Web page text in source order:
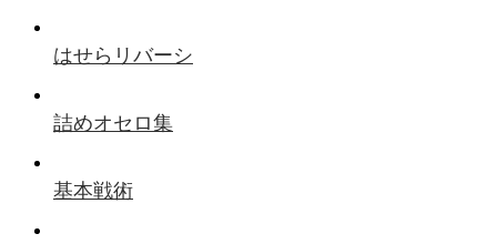
はせらリバーシ
詰めオセロ集
基本戦術